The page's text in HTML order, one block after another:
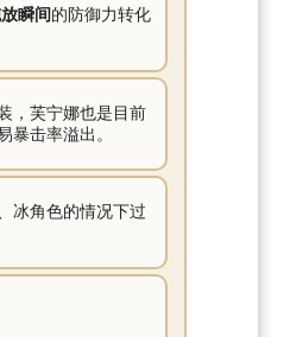
瞬间的防御力转化
，芙宁娜也是目前
暴击率溢出。
冰角色的情况下过